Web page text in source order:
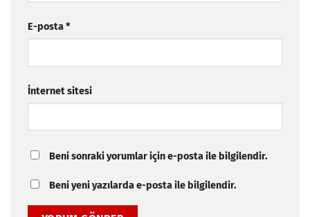
E-posta*
İnternet sitesi
Beni sonraki yorumlar için e-posta ile bilgilendir.
Beni yeni yazılarda e-posta ile bilgilendir.